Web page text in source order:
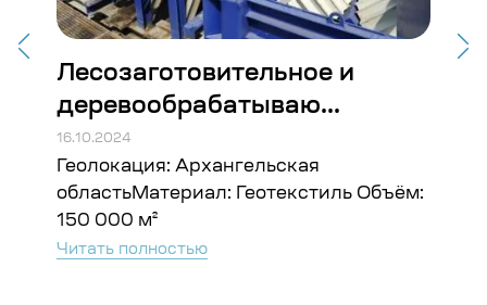
Лесозаготовительное и
деревообрабатываю...
16.10.2024
Геолокация: Архангельская
областьМатериал: Геотекстиль Объём:
150 000 м²
Читать полностью